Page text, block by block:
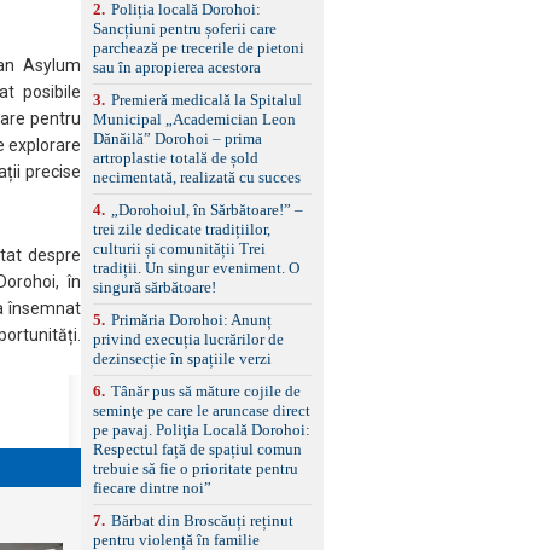
Asylum
posibile
pentru
explorare
precise
despre
în
însemnat
reglaj lombar electric
pentru șofer și pasager
Volan multifuncțional
îmbrăcat în piele, cu
treptelor Adaptive cruise
control, asistent
schimbare bandă și
menținere bandă Faruri
bi-xenon adaptive cu
funcție Cornering,
asistent fază lungă
automată , lumini de zi
LED, proiectoare ceață
LED, spălătoare faruri
față/spate, cameră
marșarier Keyless entry
& start, geamuri electrice
electrice, încălzite și
rabatabile Sistem hands-
free, Bluetooth, USB
Sistem start/stop, frână
de parcare electrică,
anvelope vară runflat
Control presiune pneuri,
filtru de particule,
2. Poliția locală Dorohoi:
Sancțiuni pentru șoferii care
parchează pe trecerile de pietoni
sau în apropierea acestora
3. Premieră medicală la Spitalul
Municipal „Academician Leon
Dănăilă” Dorohoi – prima
artroplastie totală de șold
necimentată, realizată cu succes
4.
„Dorohoiul, în Sărbătoare!” –
trei zile dedicate tradițiilor,
culturii și comunității Trei
tradiții. Un singur eveniment. O
singură sărbătoare!
5. Primăria Dorohoi: Anunț
privind execuția lucrărilor de
dezinsecție în spațiile verzi
6. Tânăr pus să măture cojile de
seminţe pe care le aruncase direct
pe pavaj. Poliţia Locală Dorohoi:
Respectul față de spațiul comun
trebuie să fie o prioritate pentru
fiecare dintre noi”
7. Bărbat din Broscăuți reținut
pentru violență în familie